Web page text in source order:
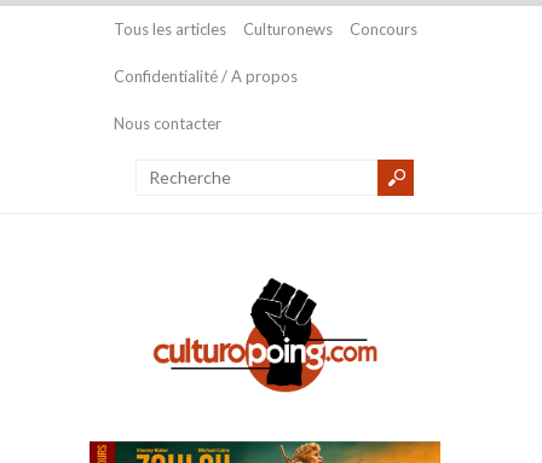
Tous les articles Culturonews Concours
Confidentialité / A propos
Nous contacter